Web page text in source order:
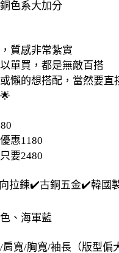
色系大加分
質感非常紮實
單買，都是無敵百搭
懶的想搭配，當然要直
惠1180
要2480
拉鍊✔️古銅五金✔️韓國
、海軍藍
寬/胸寬/袖長（版型偏